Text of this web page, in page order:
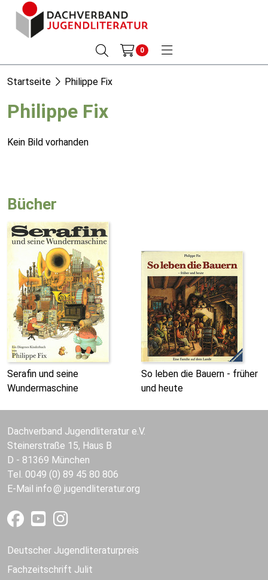
0
Startseite Philippe Fix
Philippe Fix
Kein Bild vorhanden
Bücher
Serafin und seine
Wundermaschine
So leben die Bauern - früher
und heute
Dachverband Jugendliteratur e.V.
Steinerstraße 15, Haus B
D - 81369 München
Tel. 0049 (0) 89 45 80 806
E-Mail info jugendliteratur.org
Deutscher Jugendliteraturpreis
Fachzeitschrift Julit